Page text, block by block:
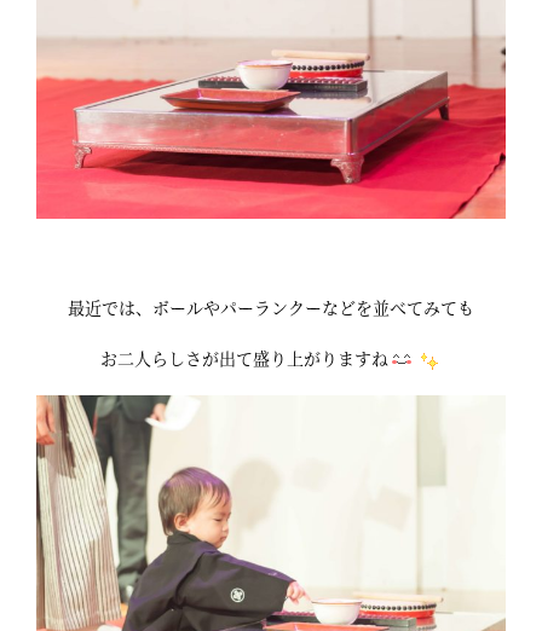
最近では、ボールやパーランクーなどを並べてみても
お二人らしさが出て盛り上がりますね